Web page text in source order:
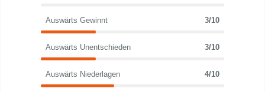
Auswärts Gewinnt 3/10
Auswärts Unentschieden 3/10
Auswärts Niederlagen 4/10